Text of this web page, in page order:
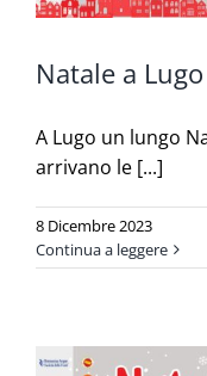
Natale a
A Lugo un lungo
arrivano le [...]
8 Dicembre 2023
Continua a leggere